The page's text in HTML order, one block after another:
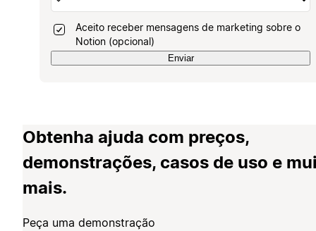
Aceito receber mensagens de marketing sobre o
Notion (opcional)
Enviar
Obtenha ajuda com preços,
demonstrações, casos de uso e
mais.
Peça uma demonstração